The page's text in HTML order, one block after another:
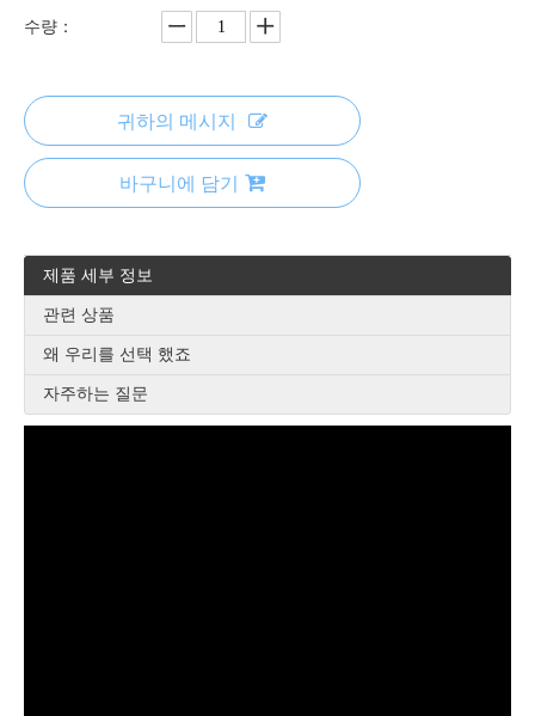
수량：
귀하의 메시지
바구니에 담기
제품 세부 정보
관련 상품
왜 우리를 선택 했죠
자주하는 질문